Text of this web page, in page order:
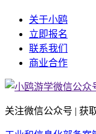
关于小鸥
立即报名
联系我们
商业合作
关注微信公众号 | 获